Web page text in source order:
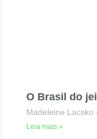
O Brasil do
Madeleine Lacsko
Leia mais »